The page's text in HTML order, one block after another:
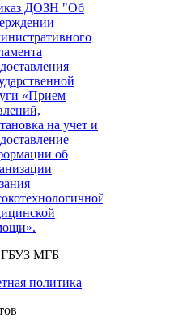
ДОЗН "Об
«Прием
на учет и
об
ГБУЗ МГБ
политика